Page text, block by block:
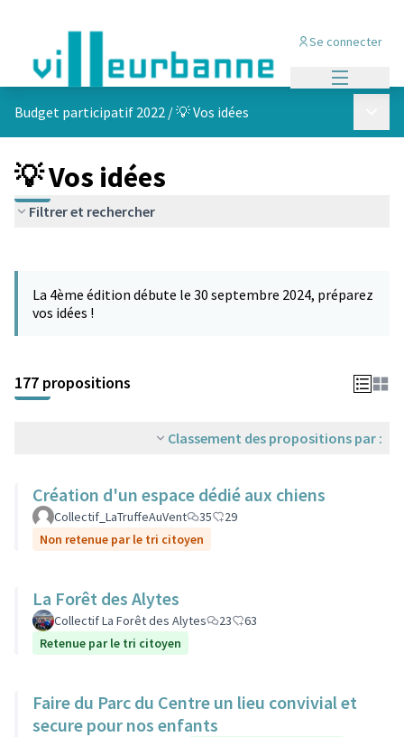
Se connecter
Budget participatif 2022 /💡 Vos idées
💡 Vos idées
Filtrer et rechercher
−
La 4ème édition débute le 30 septembre 2024, préparez
vos idées !
177 propositions
Classement des propositions par :
Création d'un espace dédié aux chiens
Collectif_LaTruffeAuVent 35
29
Non retenue par le tri citoyen
La Forêt des Alytes
Collectif La Forêt des Alytes 23
63
Retenue par le tri citoyen
Faire du Parc du Centre un lieu convivial et
secure pour nos enfants